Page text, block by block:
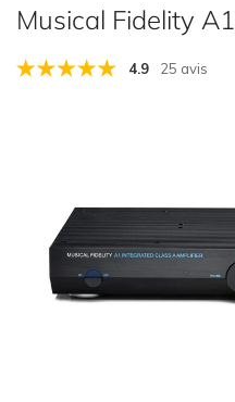
Musical Fidelity A1
4.9 25 avis